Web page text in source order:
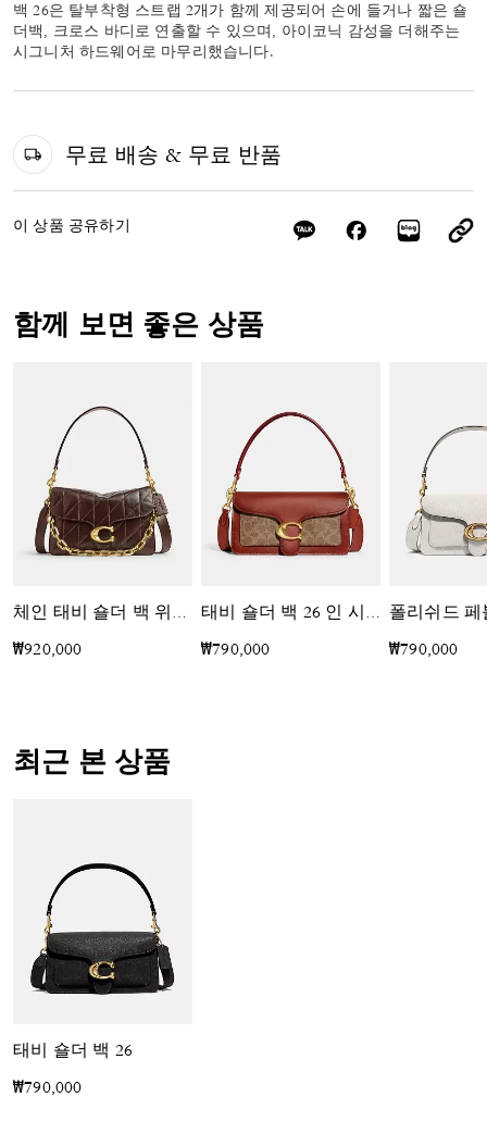
백 26은 탈부착형 스트랩 2개가 함께 제공되어 손에 들거나 짧은 숄
더백, 크로스 바디로 연출할 수 있으며, 아이코닉 감성을 더해주는
시그니처 하드웨어로 마무리했습니다.
무료 배송 & 무료 반품
이 상품 공유하기
함께 보면 좋은 상품
체인 태비 숄더 백 위드 퀼팅
₩920,000
태비 숄더 백 26 인 시그니처 캔버스
₩790,000 ₩790,000
최근 본 상품
태비 숄더 백 26
₩790,000